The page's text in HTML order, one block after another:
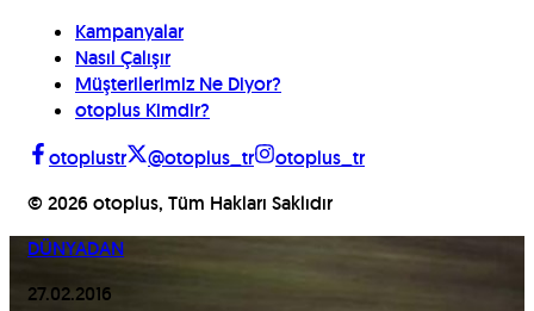
Kampanyalar
Nasıl Çalışır
Müşterilerimiz Ne Diyor?
otoplus Kimdir?
otoplustr
@otoplus_tr
otoplus_tr
© 2026 otoplus, Tüm Hakları Saklıdır
DÜNYADAN
27.02.2016